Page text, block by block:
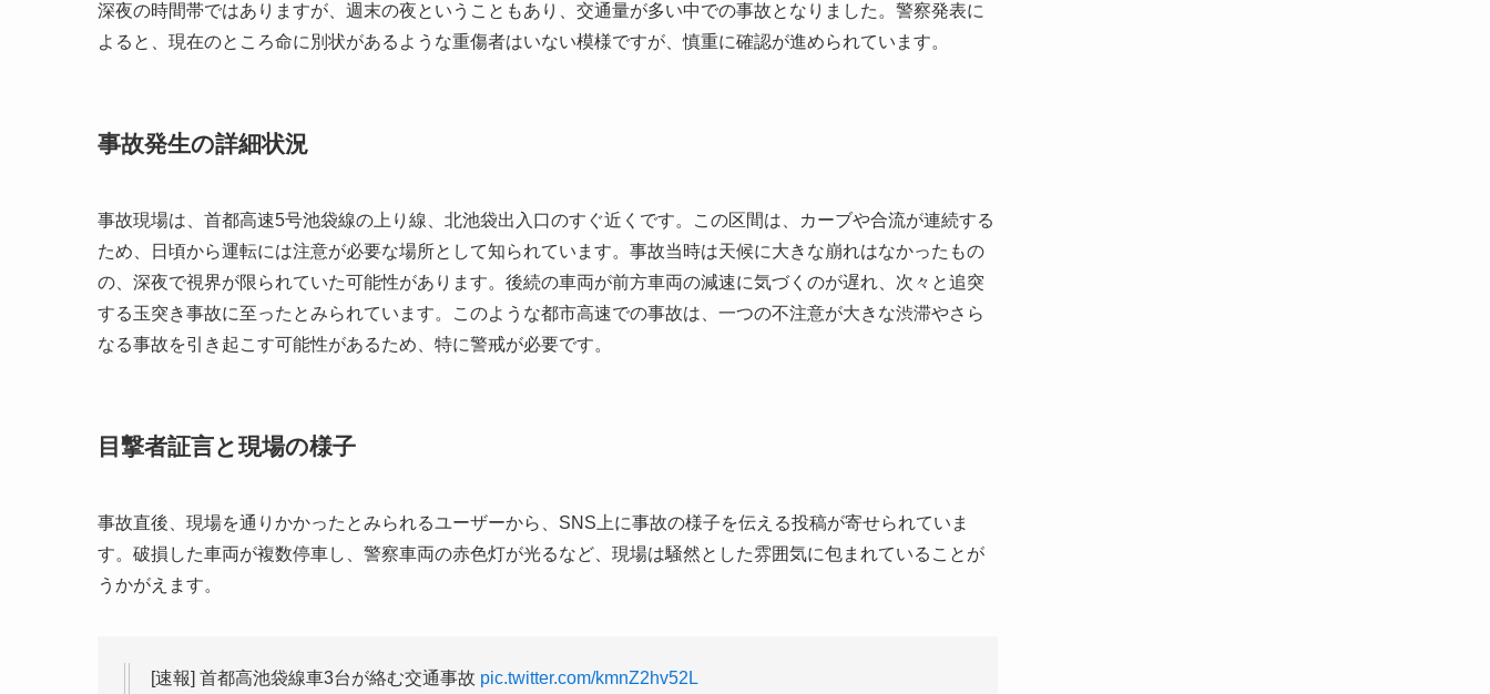
深夜の時間帯ではありますが、週末の夜ということもあり、交通量が多い中での事故となりました。警察発表に
よると、現在のところ命に別状があるような重傷者はいない模様ですが、慎重に確認が進められています。
事故発生の詳細状況
事故現場は、首都高速5号池袋線の上り線、北池袋出入口のすぐ近くです。この区間は、カーブや合流が連続する
ため、日頃から運転には注意が必要な場所として知られています。事故当時は天候に大きな崩れはなかったもの
の、深夜で視界が限られていた可能性があります。後続の車両が前方車両の減速に気づくのが遅れ、次々と追突
する玉突き事故に至ったとみられています。このような都市高速での事故は、一つの不注意が大きな渋滞やさら
なる事故を引き起こす可能性があるため、特に警戒が必要です。
目撃者証言と現場の様子
事故直後、現場を通りかかったとみられるユーザーから、SNS上に事故の様子を伝える投稿が寄せられていま
す。破損した車両が複数停車し、警察車両の赤色灯が光るなど、現場は騒然とした雰囲気に包まれていることが
うかがえます。
[速報] 首都高池袋線車3台が絡む交通事故 pic.twitter.com/kmnZ2hv52L